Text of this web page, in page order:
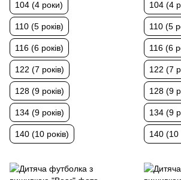
104 (4 роки)
110 (5 років)
116 (6 років)
122 (7 років)
128 (9 років)
134 (9 років)
140 (10 років)
104 (4
110 (5
116 (6
122 (7
128 (9
134 (9
140 (10